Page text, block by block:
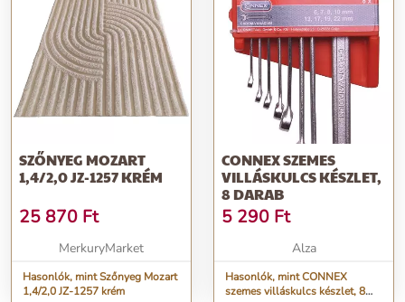
SZŐNYEG MOZART
1,4/2,0 JZ-1257 KRÉM
25 870 Ft
MerkuryMarket
Hasonlók, mint Szőnyeg Mozart
1,4/2,0 JZ-1257 krém
CONNEX SZEMES
VILLÁSKULCS KÉSZLET,
8 DARAB
5 290 Ft
Alza
Hasonlók, mint CONNEX
szemes villáskulcs készlet, 8